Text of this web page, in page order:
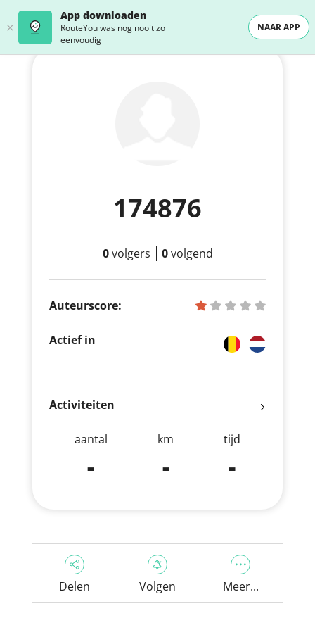
App downloaden
RouteYou was nog nooit zo
eenvoudig
NAAR APP
174876
0volgers 0volgend
Auteurscore:
Actief in
Activiteiten
aantal
-
km
-
tijd
-
Delen Volgen Meer...